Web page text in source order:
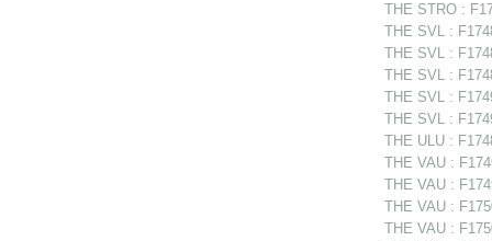
THE STRO :
THE SVL :
THE SVL :
THE SVL :
THE SVL :
THE SVL :
THE ULU :
THE VAU :
THE VAU :
THE VAU :
THE VAU :